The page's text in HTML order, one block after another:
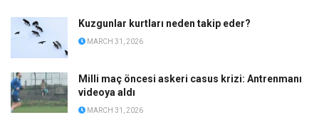
Kuzgunlar kurtları neden takip eder?
MARCH 31, 2026
Milli maç öncesi askeri casus krizi: Antrenmanı
videoya aldı
MARCH 31, 2026